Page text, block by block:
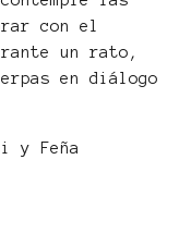
con el
un rato,
en diálogo
y Feña